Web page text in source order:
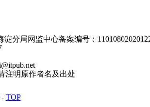
淀分局网监中心备案编号：
注明原作者名及出处
TOP